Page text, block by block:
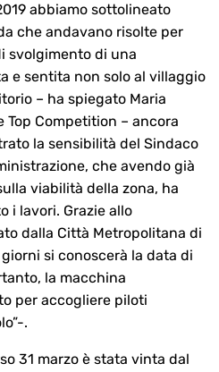
abbiamo sottolineato
che andavano risolte per
svolgimento di una
e sentita non solo al villaggio
– ha spiegato Maria
Top Competition – ancora
la sensibilità del Sindaco
che avendo già
viabilità della zona, ha
i lavori. Grazie allo
dalla Città Metropolitana di
si conoscerà la data di
la macchina
per accogliere piloti
.
31 marzo è stata vinta dal